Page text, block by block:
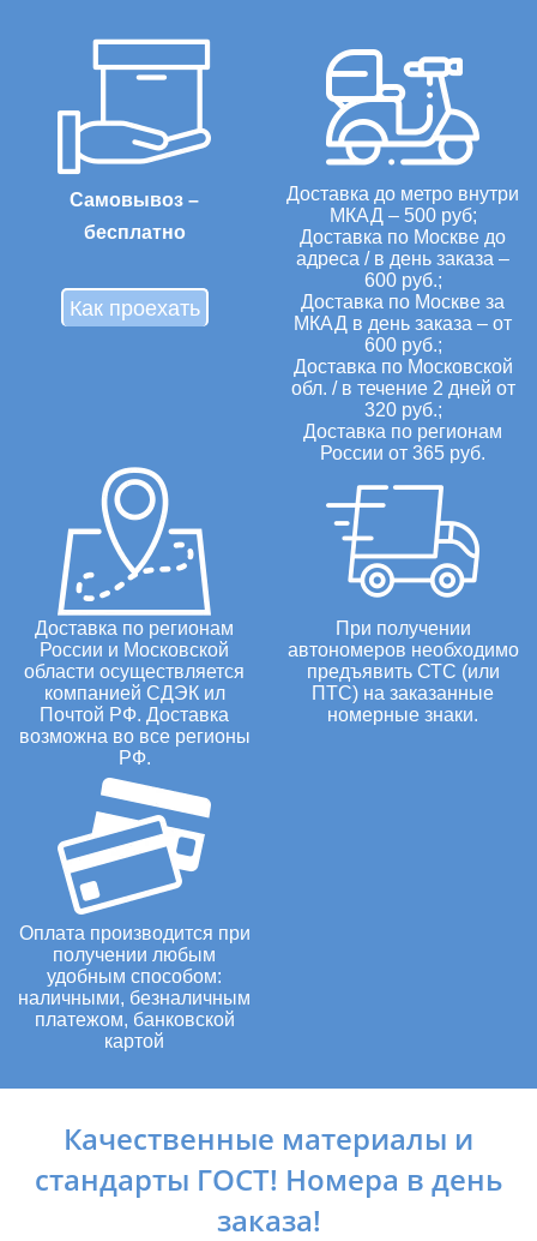
Самовывоз –
бесплатно
Как проехать
Доставка до метро внутри
МКАД – 500 руб;
Доставка по Москве до
адреса / в день заказа –
600 руб.;
Доставка по Москве за
МКАД в день заказа – от
600 руб.;
Доставка по Московской
обл. / в течение 2 дней от
320 руб.;
Доставка по регионам
России от 365 руб.
Доставка по регионам
России и Московской
области осуществляется
компанией СДЭК ил
Почтой РФ. Доставка
возможна во все регионы
РФ.
При получении
автономеров необходимо
предъявить СТС (или
ПТС) на заказанные
номерные знаки.
Оплата производится при
получении любым
удобным способом:
наличными, безналичным
платежом, банковской
картой
Качественные материалы и
стандарты ГОСТ! Номера в день
заказа!